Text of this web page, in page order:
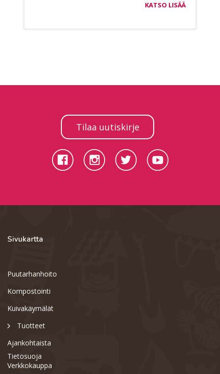
KATSO LISÄÄ
Tilaa uutiskirje
Sivukartta
Puutarhanhoito
Kompostointi
Kuivakäymälät
Tuotteet
Ajankohtaista
Tietosuoja
Verkkokauppa